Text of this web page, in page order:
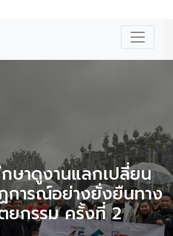
ษาดูงานแลกเปลี่ยน
การณ์อย่างยั่งยืนทาง
ยกรรม ครั้งที่ 2